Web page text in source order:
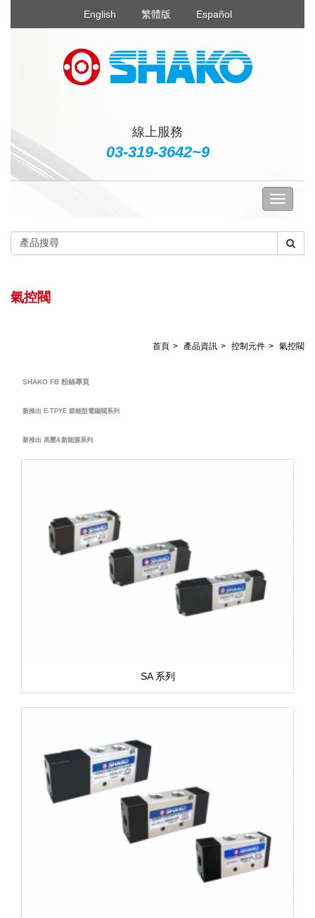
English 繁體版 Español
線上服務
03-319-3642~9
氣控閥
首頁 產品資訊 控制元件 氣控閥
SHAKO FB 粉絲專頁
新推出 E-TPYE 節能型電磁閥系列
新推出 高壓&新能源系列
SA 系列